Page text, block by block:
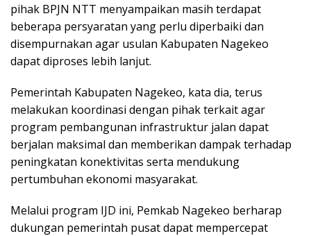
pihak BPJN NTT menyampaikan masih terdapat
beberapa persyaratan yang perlu diperbaiki dan
disempurnakan agar usulan Kabupaten Nagekeo
dapat diproses lebih lanjut.
Pemerintah Kabupaten Nagekeo, kata dia, terus
melakukan koordinasi dengan pihak terkait agar
program pembangunan infrastruktur jalan dapat
berjalan maksimal dan memberikan dampak terhadap
peningkatan konektivitas serta mendukung
pertumbuhan ekonomi masyarakat.
Melalui program IJD ini, Pemkab Nagekeo berharap
dukungan pemerintah pusat dapat mempercepat